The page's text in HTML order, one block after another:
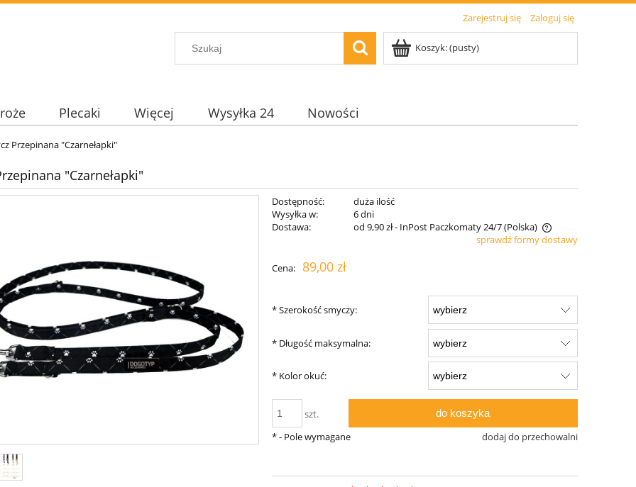
Zarejestruj się Zaloguj się
Koszyk:(pusty)
Plecaki Więcej Wysyłka 24 Nowości
Przepinana "Czarnełapki"
"Czarnełapki"
Dostępność:
duża ilość
Wysyłka w:
6 dni
Dostawa:
od 9,90 zł- InPost Paczkomaty 24/7(Polska)
sprawdź formy dostawy
Cena: 89,00 zł
*Szerokość smyczy:
* Długość maksymalna:
* Kolor okuć:
szt. do koszyka
dodaj do przechowalni
*- Pole wymagane